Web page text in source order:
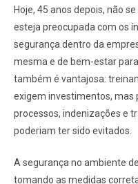
Hoje, 45 anos depois, não
esteja preocupada com os
segurança dentro da
mesma e de bem-estar
também é vantajosa:
exigem investimentos, mas
processos, indenizações e
poderiam ter sido evitados.
A segurança no ambiente
tomando as medidas